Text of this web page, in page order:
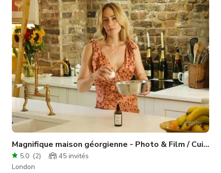
l'ancienne, des boules disco miroir, des affiches rétro de
publicités Gu
Magnifique maison géorgienne - Photo & Film /
5.0 (2) 45 invités
London